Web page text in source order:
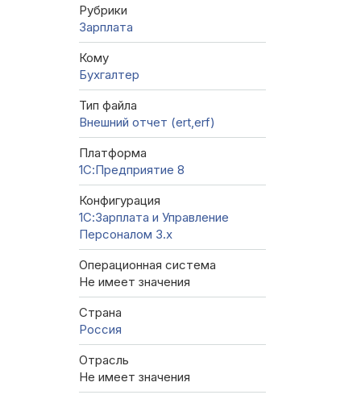
Рубрики
Зарплата
Кому
Бухгалтер
Тип файла
Внешний отчет (ert,erf)
Платформа
1С:Предприятие 8
Конфигурация
1С:Зарплата и Управление
Персоналом 3.x
Операционная система
Не имеет значения
Страна
Россия
Отрасль
Не имеет значения